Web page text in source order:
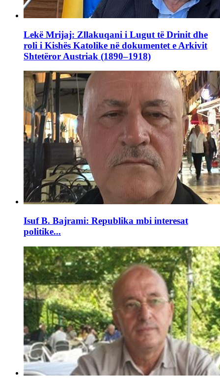
Lekë Mrijaj: Zllakuqani i Lugut të Drinit dhe
roli i Kishës Katolike në dokumentet e Arkivit
Shtetëror Austriak (1890–1918)
Isuf B. Bajrami: Republika mbi interesat
politike...